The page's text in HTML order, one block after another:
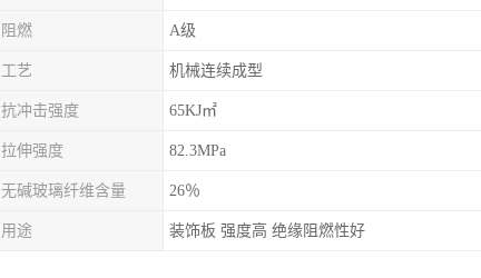
阻燃 A级
工艺 机械连续成型
抗冲击强度 65KJ㎡
拉伸强度 82.3MPa
无碱玻璃纤维含量 26％
用途 装饰板 强度高 绝缘阻燃性好